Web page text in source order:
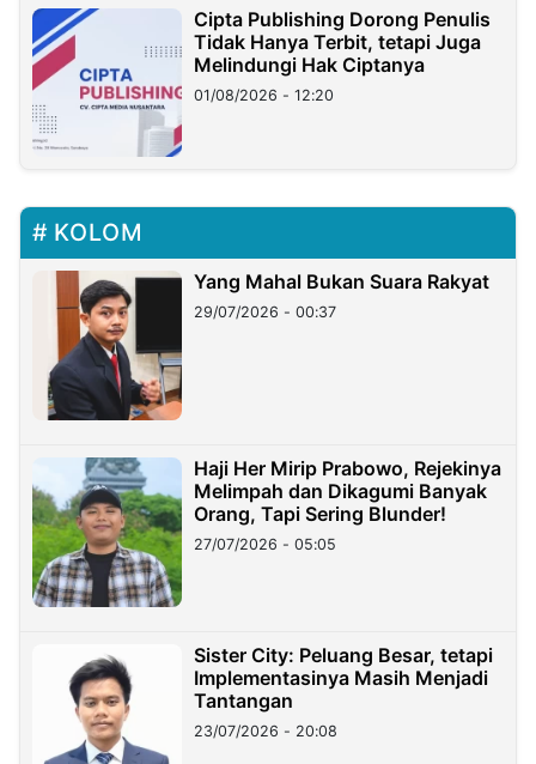
Cipta Publishing Dorong Penulis
Tidak Hanya Terbit, tetapi Juga
Melindungi Hak Ciptanya
01/08/2026 - 12:20
KOLOM
Yang Mahal Bukan Suara Rakyat
29/07/2026 - 00:37
Haji Her Mirip Prabowo, Rejekinya
Melimpah dan Dikagumi Banyak
Orang, Tapi Sering Blunder!
27/07/2026 - 05:05
Sister City: Peluang Besar, tetapi
Implementasinya Masih Menjadi
Tantangan
23/07/2026 - 20:08